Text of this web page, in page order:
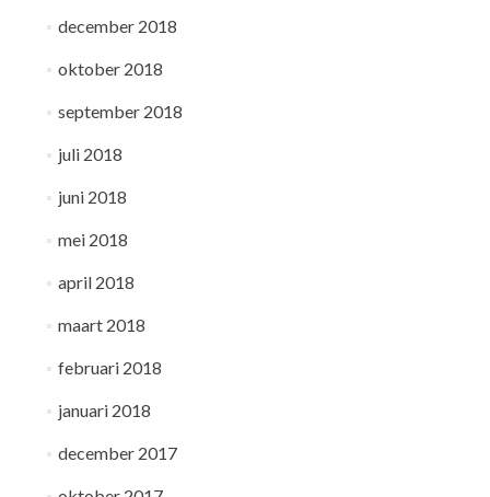
december 2018
oktober 2018
september 2018
juli 2018
juni 2018
mei 2018
april 2018
maart 2018
februari 2018
januari 2018
december 2017